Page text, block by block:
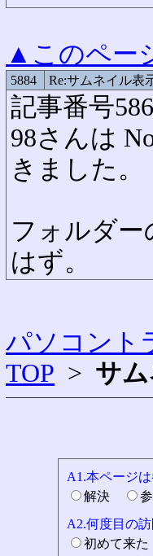
▲このペー
5884 Re:サムネイル表
記事番号
98さんは
きました。
フォルダ
はず。
パソコント
TOP > サ
A1.本ページ
解決
A2.何度目の
初めて